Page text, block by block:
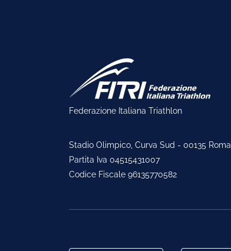
Federazione Italiana Triathlon
Stadio Olimpico, Curva Sud - 00135 Roma
Partita Iva 04515431007
Codice Fiscale 96135770582